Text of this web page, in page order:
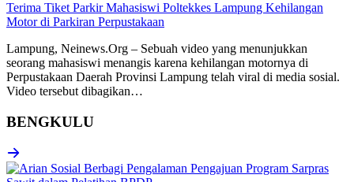
Terima Tiket Parkir Mahasiswi Poltekkes Lampung Kehilangan
Motor di Parkiran Perpustakaan
Lampung, Neinews.Org – Sebuah video yang menunjukkan
seorang mahasiswi menangis karena kehilangan motornya di
Perpustakaan Daerah Provinsi Lampung telah viral di media sosial.
Video tersebut dibagikan…
BENGKULU